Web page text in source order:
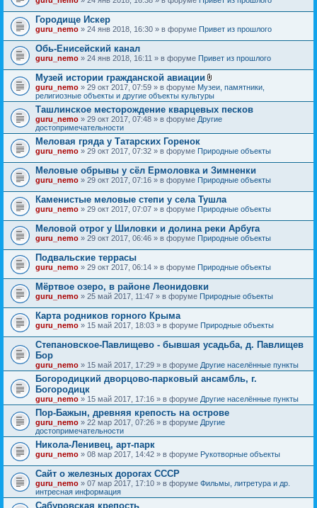
о
е
н
я
Городище Искер
guru_nemo » 24 янв 2018, 16:30 » в форуме Привет из прошлого
Обь-Енисейский канал
guru_nemo » 24 янв 2018, 16:11 » в форуме Привет из прошлого
Музей истории гражданской авиации
В
л
о
ж
е
и
guru_nemo » 29 окт 2017, 07:59 » в форуме Музеи, памятники,
религиозные объекты и другие объекты культуры
Ташлинское месторождение кварцевых песков
guru_nemo » 29 окт 2017, 07:48 » в форуме Другие
достопримечательности
Меловая гряда у Татарских Горенок
guru_nemo » 29 окт 2017, 07:32 » в форуме Природные объекты
Меловые обрывы у сёл Ермоловка и Зимненки
guru_nemo » 29 окт 2017, 07:16 » в форуме Природные объекты
Каменистые меловые степи у села Тушла
guru_nemo » 29 окт 2017, 07:07 » в форуме Природные объекты
Меловой отрог у Шиловки и долина реки Арбуга
guru_nemo » 29 окт 2017, 06:46 » в форуме Природные объекты
Подвальские террасы
guru_nemo » 29 окт 2017, 06:14 » в форуме Природные объекты
Мёртвое озеро, в районе Леонидовки
guru_nemo » 25 май 2017, 11:47 » в форуме Природные объекты
Карта родников горного Крыма
guru_nemo » 15 май 2017, 18:03 » в форуме Природные объекты
Степановское-Павлищево - бывшая усадьба, д. Павлищев
Бор
guru_nemo » 15 май 2017, 17:29 » в форуме Другие населённые пункты
Богородицкий дворцово-парковый ансамбль, г.
Богородицк
guru_nemo » 15 май 2017, 17:16 » в форуме Другие населённые пункты
Пор-Бажын, древняя крепость на острове
guru_nemo » 22 мар 2017, 07:26 » в форуме Другие
достопримечательности
Никола-Ленивец, арт-парк
guru_nemo » 08 мар 2017, 14:42 » в форуме Рукотворные объекты
Сайт о железных дорогах СССР
guru_nemo » 07 мар 2017, 17:10 » в форуме Фильмы, литретура и др.
интресная информация
Сабуровская крепость